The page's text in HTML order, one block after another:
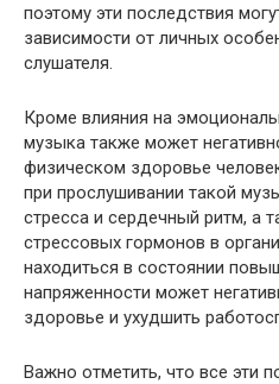
поэтому эти последствия
зависимости от личных
слушателя.
Кроме влияния на
музыка также может
физическом здоровье
при прослушивании такой
стресса и сердечный ритм, а
стрессовых гормонов в
находиться в состоянии
напряженности может
здоровье и ухудшить
Важно отметить, что все эти